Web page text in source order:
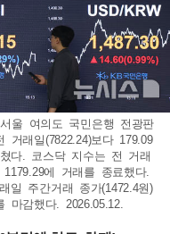
울 여의도 국민은행 전광판
래일(7822.24)보다 179.09
다. 코스닥 지수는 전 거래
1179.29에 거래를 종료했다.
일 주간거래 종가(1472.4원)
마감했다. 2026.05.12.